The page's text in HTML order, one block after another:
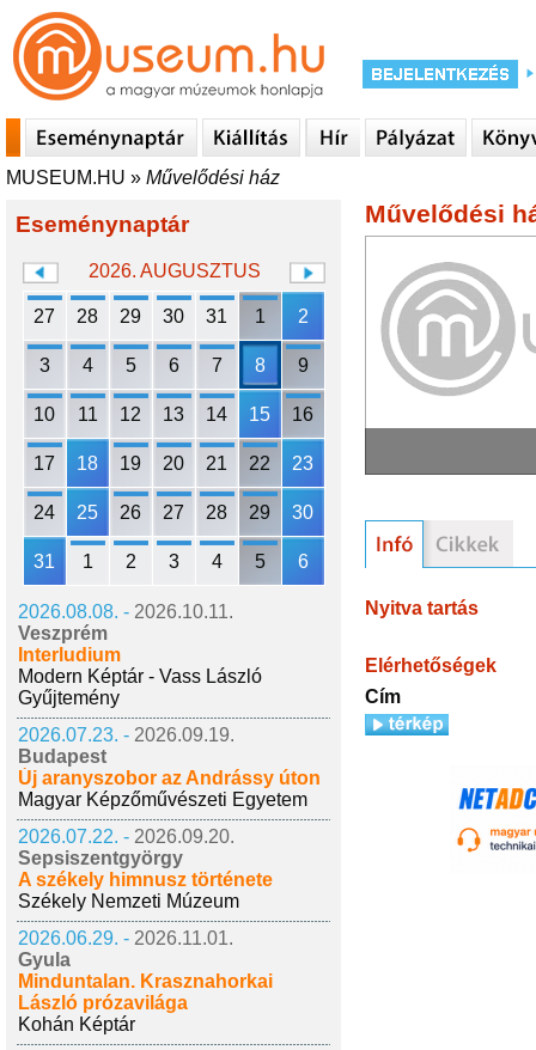
MUSEUM.HU » Művelődési ház
Eseménynaptár
2026. AUGUSZTUS
27 28 29 30 31 1 2
3 4 5 6 7 8 9
10 11 12 13 14 15 16
17 18 19 20 21 22 23
24 25 26 27 28 29 30
31 1 2 3 4 5 6
2026.08.08. - 2026.10.11.
Veszprém
Interludium
Modern Képtár - Vass László
Gyűjtemény
2026.07.23. - 2026.09.19.
Budapest
Új aranyszobor az Andrássy úton
Magyar Képzőművészeti Egyetem
2026.07.22. - 2026.09.20.
Sepsiszentgyörgy
A székely himnusz története
Székely Nemzeti Múzeum
2026.06.29. - 2026.11.01.
Gyula
Minduntalan. Krasznahorkai
László prózavilága
Kohán Képtár
Művelődési
Nyitva tartás
Elérhetőségek
Cím